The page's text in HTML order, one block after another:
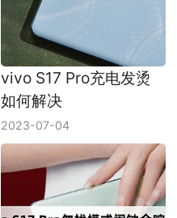
vivo S17 Pro充电发烫
如何解决
2023-07-04